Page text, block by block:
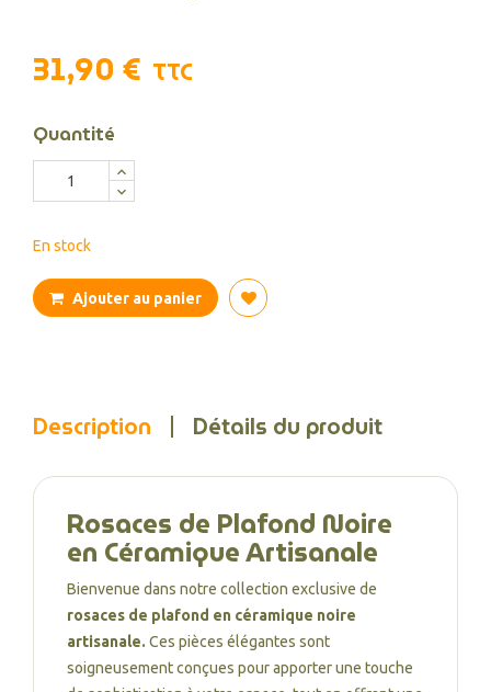
31,90 € TTC
Quantité
En stock
Ajouter au panier
Description Détails du produit
Rosaces de Plafond Noire
en Céramique Artisanale
Bienvenue dans notre collection exclusive de
rosaces de plafond en céramique noire
artisanale. Ces pièces élégantes sont
soigneusement conçues pour apporter une touche